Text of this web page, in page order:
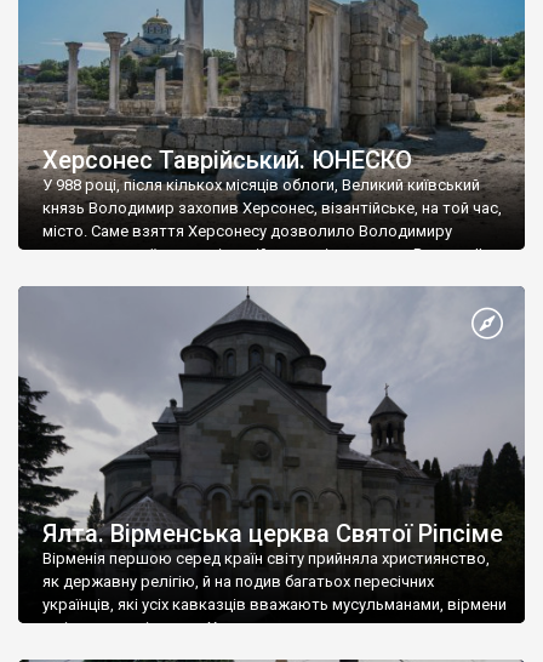
Херсонес Таврійський. ЮНЕСКО
У 988 році, після кількох місяців облоги, Великий київський
князь Володимир захопив Херсонес, візантійське, на той час,
місто. Саме взяття Херсонесу дозволило Володимиру
диктувати свої умови візантійському імператору Василю ІІ, та
Херсонесі Володимир-язичник, став Василем-християнином.
А потім було Хрещення Русі. На честь Херсонесу Таврійського
Ялта. Вірменська церква Святої Ріпсіме
Вірменія першою серед країн світу прийняла християнство,
як державну релігію, й на подив багатьох пересічних
українців, які усіх кавказців вважають мусульманами, вірмени
є відданими вірянами Христа